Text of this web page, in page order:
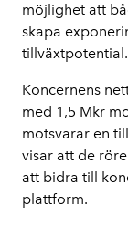
möjlighet att
skapa
tillväxtpotential.
Koncernens
med 1,5 Mkr
motsvarar en
visar att de
att bidra till
plattform.